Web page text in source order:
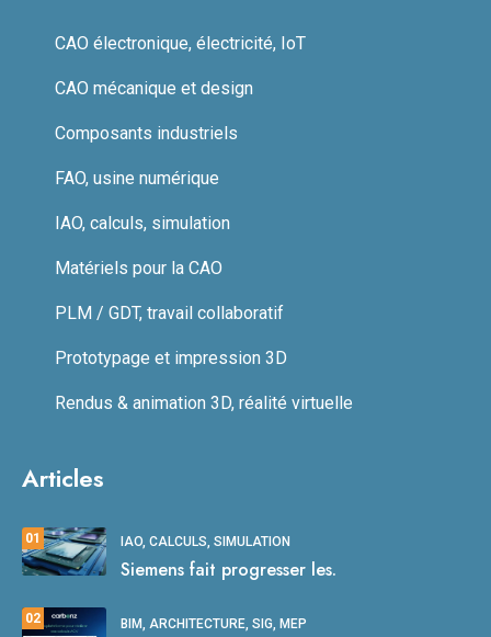
CAO électronique, électricité, IoT
CAO mécanique et design
Composants industriels
FAO, usine numérique
IAO, calculs, simulation
Matériels pour la CAO
PLM / GDT, travail collaboratif
Prototypage et impression 3D
Rendus & animation 3D, réalité virtuelle
Articles
01 IAO, CALCULS, SIMULATION
Siemens fait progresser les.
02 BIM, ARCHITECTURE, SIG, MEP